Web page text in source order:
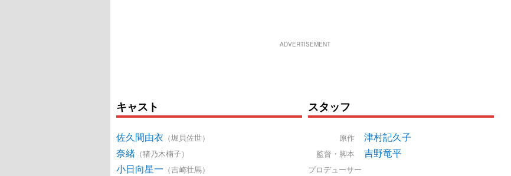
ADVERTISEMENT
キャスト
佐久間由衣 （堀貝佐世）
奈緒 （猪乃木楠子）
小日向星一 （吉崎壮馬）
スタッフ
原作 津村記久子
監督・脚本 吉野竜平
プロデューサー